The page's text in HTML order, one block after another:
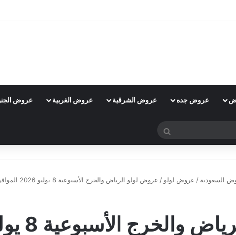
عروض جده عروض الشرقية عروض الغربية عروض
بحث
السعودية / عروض لولو / عروض لولو الرياض والخرج الأسبوعية 8 يوليو 2026 الموافق 23 محرم 1448 صفقات التوفير الكبرى